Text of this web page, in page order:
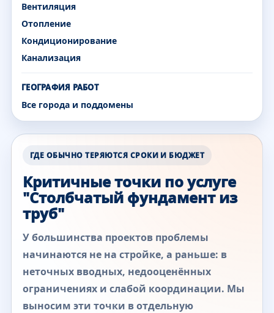
Вентиляция
Отопление
Кондиционирование
Канализация
ГЕОГРАФИЯ РАБОТ
Все города и поддомены
ГДЕ ОБЫЧНО ТЕРЯЮТСЯ СРОКИ И БЮДЖЕТ
Критичные точки по услуге
"Столбчатый фундамент из
труб"
У большинства проектов проблемы
начинаются не на стройке, а раньше: в
неточных вводных, недооценённых
ограничениях и слабой координации. Мы
выносим эти точки в отдельную